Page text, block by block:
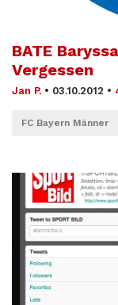
BATE
Vergessen
Jan P. • 03.10.2012 •
FC Bayern Männer